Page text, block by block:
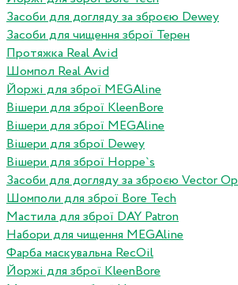
Засоби для догляду за зброєю Dewey
Засоби для чищення зброї Терен
Протяжка Real Avid
Шомпол Real Avid
Йоржі для зброї MEGAline
Вішери для зброї KleenBore
Вішери для зброї MEGAline
Вішери для зброї Dewey
Вішери для зброї Hoppe`s
Засоби для догляду за зброєю Vector
Шомполи для зброї Bore Tech
Мастила для зброї DAY Patron
Набори для чищення MEGAline
Фарба маскувальна RecOil
Йоржі для зброї KleenBore